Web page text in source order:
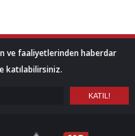
ve faaliyetlerinden haberdar
katılabilirsiniz.